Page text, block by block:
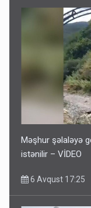
Məşhur şəlaləyə
istənilir – VİDEO
6 Avqust 17:25